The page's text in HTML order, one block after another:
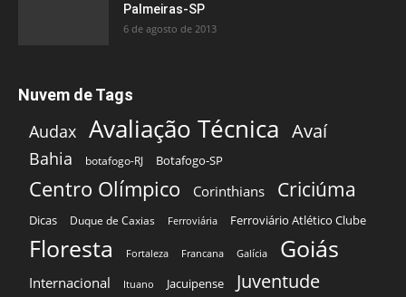
Palmeiras-SP
6 de agosto de 2013
Nuvem de Tags
Audax Avaliação Técnica Avaí
Bahia botafogo-RJ Botafogo-SP
Centro Olímpico Corinthians Criciúma
Dicas Duque de Caxias Ferroviária Ferroviário Atlético Clube
Floresta Fortaleza Francana Galícia Goiás
Internacional Ituano Jacuipense Juventude